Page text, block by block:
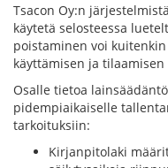
Tsacon Oy:n
käytetä selosteessa
poistaminen voi
käyttämisen ja tilaamisen
Osalle tietoa
pidempiaikaiselle
tarkoituksiin:
Kirjanpitolaki